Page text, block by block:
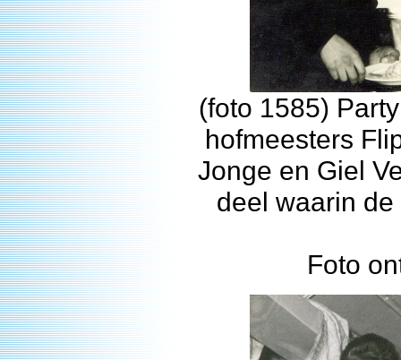
(foto 1585)
hofmeesters
Jonge en Giel
deel waarin
Foto